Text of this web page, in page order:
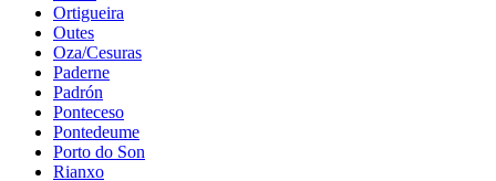
Ortigueira
Outes
Oza/Cesuras
Paderne
Padrón
Ponteceso
Pontedeume
Porto do Son
Rianxo